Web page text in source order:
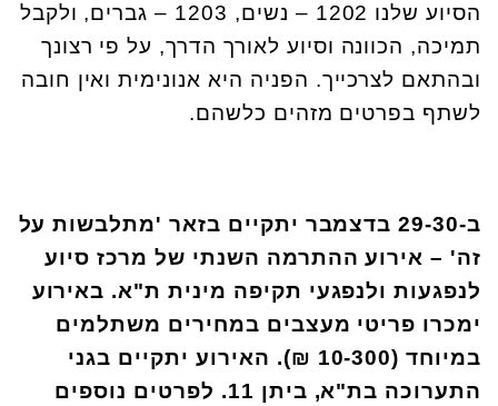
הסיוע שלנו 1202 – נשים, 1203 – גברים, ולקבל
תמיכה, הכוונה וסיוע לאורך הדרך, על פי רצונך
ובהתאם לצרכייך. הפניה היא אנונימית ואין חובה
לשתף בפרטים מזהים כלשהם.
ב-29-30 בדצמבר יתקיים בזאר 'מתלבשות על
זה' – אירוע ההתרמה השנתי של מרכז סיוע
לנפגעות ולנפגעי תקיפה מינית ת"א. באירוע
ימכרו פריטי מעצבים במחירים משתלמים
במיוחד (10-300 ₪). האירוע יתקיים בגני
התערוכה בת"א, ביתן 11. לפרטים נוספים